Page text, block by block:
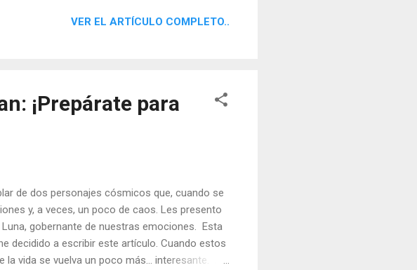
VER EL ARTÍCULO COMPLETO..
¡Prepárate para
de dos personajes cósmicos que, cuando se
y, a veces, un poco de caos. Les presento
gobernante de nuestras emociones. Esta
decidido a escribir este artículo. Cuando estos
vida se vuelva un poco más… interesante. Así